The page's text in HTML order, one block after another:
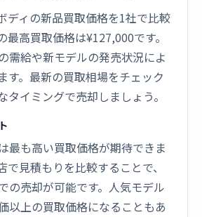
ディの新品買取価格を1社で比較
最高買取価格は¥127,000です。
需給や新モデルの発売状況によ
す。最新の買取相場をチェック
タイミングで売却しましょう。
最も高い買取価格が期待できま
で見積もりを比較することで、
の売却が可能です。人気モデル
以上の買取価格になることもあ